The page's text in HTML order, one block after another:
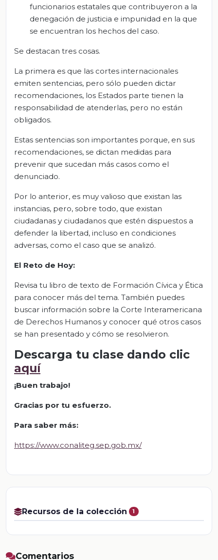
funcionarios estatales que contribuyeron a la
denegación de justicia e impunidad en la que
se encuentran los hechos del caso.
Se destacan tres cosas.
La primera es que las cortes internacionales
emiten sentencias, pero sólo pueden dictar
recomendaciones, los Estados parte tienen la
responsabilidad de atenderlas, pero no están
obligados.
Estas sentencias son importantes porque, en sus
recomendaciones, se dictan medidas para
prevenir que sucedan más casos como el
denunciado.
Por lo anterior, es muy valioso que existan las
instancias, pero, sobre todo, que existan
ciudadanas y ciudadanos que estén dispuestos a
defender la libertad, incluso en condiciones
adversas, como el caso que se analizó.
El Reto de Hoy:
Revisa tu libro de texto de Formación Cívica y Ética
para conocer más del tema. También puedes
buscar información sobre la Corte Interamericana
de Derechos Humanos y conocer qué otros casos
se han presentado y cómo se resolvieron.
Descarga tu clase dando clic
aquí
¡Buen trabajo!
Gracias por tu esfuerzo.
Para saber más:
https://www.conaliteg.sep.gob.mx/
Recursos de la colección 1
Comentarios